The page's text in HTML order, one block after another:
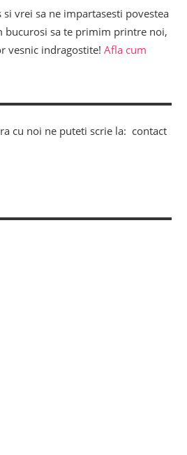
si vrei sa ne impartasesti povestea
bucurosi sa te primim printre noi,
vesnic indragostite! Afla cum
cu noi ne puteti scrie la: contact